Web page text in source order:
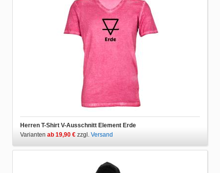
Herren T-Shirt V-Ausschnitt Element Erde
Varianten ab 19,90 € zzgl. Versand